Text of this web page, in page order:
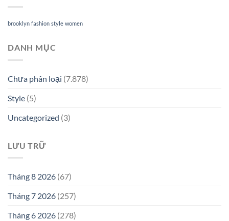
brooklyn fashion style women
DANH MỤC
Chưa phân loại (7.878)
Style (5)
Uncategorized (3)
LƯU TRỮ
Tháng 8 2026 (67)
Tháng 7 2026 (257)
Tháng 6 2026 (278)